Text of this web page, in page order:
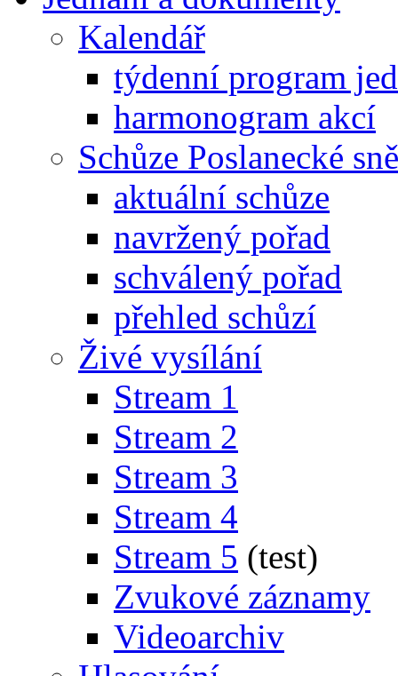
Kalendář
týdenní program
harmonogram akcí
Schůze Poslanecké
aktuální schůze
navržený pořad
schválený pořad
přehled schůzí
Živé vysílání
Stream 1
Stream 2
Stream 3
Stream 4
Stream 5 (test)
Zvukové záznamy
Videoarchiv